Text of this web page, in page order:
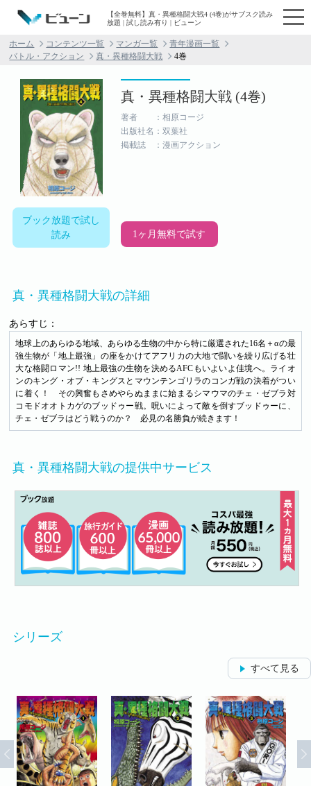
【全巻無料】真・異種格闘大戦4 (4巻)がサブスク読み
放題 | 試し読み有り | ビューン
ホーム コンテンツ一覧 マンガ一覧
青年漫画一覧
バトル・アクション
真・異種格闘大戦 4巻
ブック放題で試し
読み
真・異種格闘大戦 (4巻)
著者 ：相原コージ
出版社名：双葉社
掲載誌 ：漫画アクション
1ヶ月無料で試す
真・異種格闘大戦の詳細
あらすじ：
地球上のあらゆる地域、あらゆる生物の中から特に厳選された16名＋αの最
強生物が「地上最強」の座をかけてアフリカの大地で闘いを繰り広げる壮
大な格闘ロマン!! 地上最強の生物を決めるAFCもいよいよ佳境へ。ライオ
ンのキング・オブ・キングスとマウンテンゴリラのコンガ戦の決着がつい
に着く！ その興奮もさめやらぬままに始まるシマウマのチェ・ゼブラ対
コモドオオトカゲのブッドゥー戦。呪いによって敵を倒すブッドゥーに、
チェ・ゼブラはどう戦うのか？ 必見の名勝負が続きます！
真・異種格闘大戦の提供中サービス
シリーズ
すべて見る